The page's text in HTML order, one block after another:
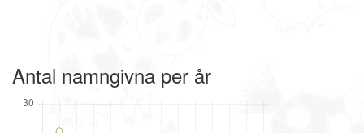
Antal namngivna per år